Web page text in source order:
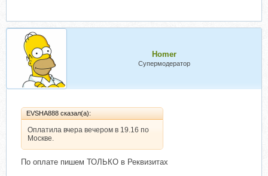
Homer
Супермодератор
EVSHA888 сказал(а):
Оплатила вчера вечером в 19.16 по
Москве.
По оплате пишем ТОЛЬКО в Реквизитах